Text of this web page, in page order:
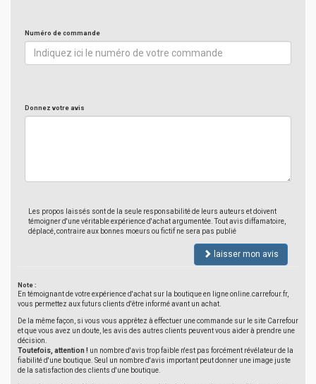
Numéro de commande
Donnez votre avis
Les propos laissés sont de la seule responsabilité de leurs auteurs et doivent
témoigner d'une véritable expérience d'achat argumentée. Tout avis diffamatoire,
déplacé, contraire aux bonnes moeurs ou fictif ne sera pas publié
laisser mon avis
Note :
En témoignant de votre expérience d'achat sur la boutique en ligne online.carrefour.fr,
vous permettez aux futurs clients d'être informé avant un achat.
De la même façon, si vous vous apprêtez à effectuer une commande sur le site Carrefour
et que vous avez un doute, les avis des autres clients peuvent vous aider à prendre une
décision.
Toutefois, attention ! un nombre d'avis trop faible n'est pas forcément révélateur de la
fiabilité d'une boutique. Seul un nombre d'avis important peut donner une image juste
de la satisfaction des clients d'une boutique.